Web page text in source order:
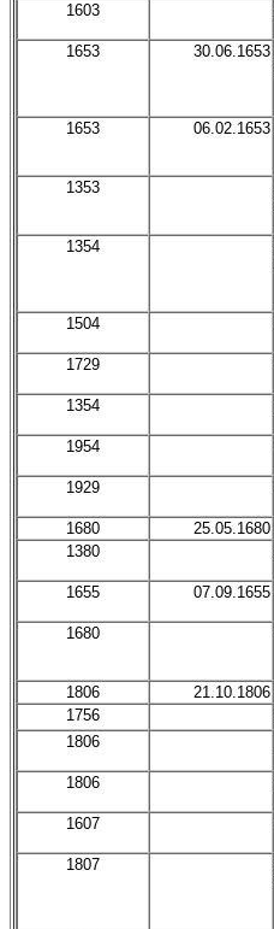
1603
1653
30.06.1653
1653
06.02.1653
1353
1354
1504
1729
1354
1954
1929
1680
25.05.1680
1380
1655
07.09.1655
1680
1806
21.10.1806
1756
1806
1806
1607
1807